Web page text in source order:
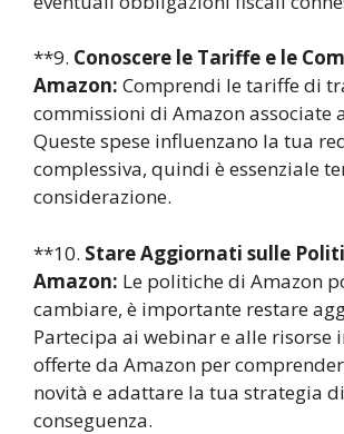
**9. Conoscere le Tariffe e le
Amazon: Comprendi le tariffe di
commissioni di Amazon associate
Queste spese influenzano la tua
complessiva, quindi è essenziale
considerazione.
**10. Stare Aggiornati sulle
Amazon: Le politiche di Amazon
cambiare, è importante restare
Partecipa ai webinar e alle risorse
offerte da Amazon per
novità e adattare la tua strategia di
conseguenza.